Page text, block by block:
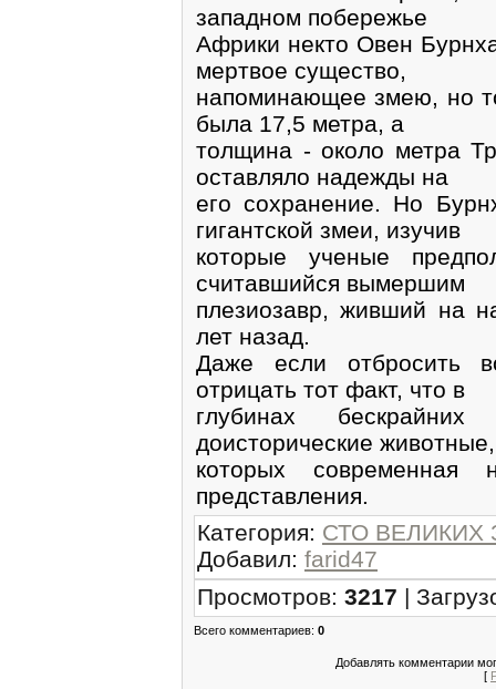
западном побережье
Африки некто Овен
мертвое существо,
напоминающее змею, но
была 17,5 метра, а
толщина - около метра
оставляло надежды на
его сохранение. Но
гигантской змеи, изучив
которые ученые
считавшийся вымершим
плезиозавр, живший на
лет назад.
Даже если отбросить
отрицать тот факт, что в
глубинах
доисторические
которых современная
представления.
Категория: СТО ВЕЛИКИХ
Добавил: farid47
Просмотров: 3217 |
Всего комментариев: 0
Добавлять комментарии
[